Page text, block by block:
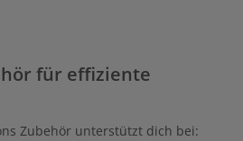
für effiziente
Zubehör unterstützt dich bei: